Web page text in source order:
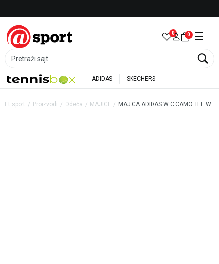
Pretraži sajt
0 0
ADIDAS SKECHERS
Et sport Proizvodi Odeća MAJICE MAJICA ADIDAS W C CAMO TEE W